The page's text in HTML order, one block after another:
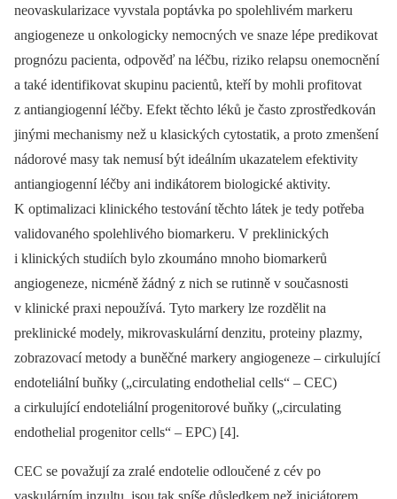
neovaskularizace vyvstala poptávka po spolehlivém markeru
angiogeneze u onkologicky nemocných ve snaze lépe predikovat
prognózu pacienta, odpověď na léčbu, riziko relapsu onemocnění
a také identifikovat skupinu pacientů, kteří by mohli profitovat
z antiangiogenní léčby. Efekt těchto léků je často zprostředkován
jinými mechanismy než u klasických cytostatik, a proto zmenšení
nádorové masy tak nemusí být ideálním ukazatelem efektivity
antiangiogenní léčby ani indikátorem biologické aktivity.
K optimalizaci klinického testování těchto látek je tedy potřeba
validovaného spolehlivého biomarkeru. V preklinických
i klinických studiích bylo zkoumáno mnoho biomarkerů
angiogeneze, nicméně žádný z nich se rutinně v současnosti
v klinické praxi nepoužívá. Tyto markery lze rozdělit na
preklinické modely, mikrovaskulární denzitu, proteiny plazmy,
zobrazovací metody a buněčné markery angiogeneze –⁠ cirkulující
endoteliální buňky („circulating endothelial cells“ ‒ CEC)
a cirkulující endoteliální progenitorové buňky („circulating
endothelial progenitor cells“ –⁠ EPC) [4].
CEC se považují za zralé endotelie odloučené z cév po
vaskulárním inzultu, jsou tak spíše důsledkem než iniciátorem